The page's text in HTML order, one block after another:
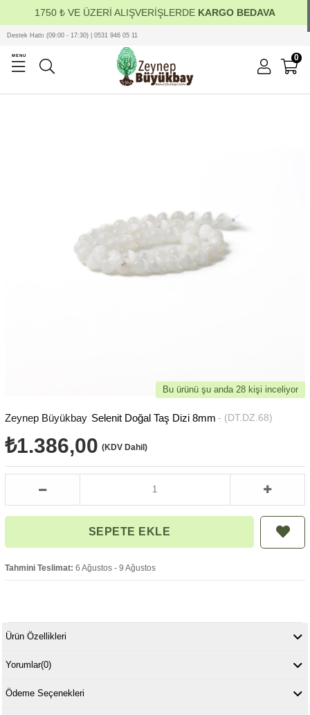
1750 ₺ VE ÜZERİ ALIŞVERİŞLERDE KARGO BEDAVA
MENU
Destek Hattı (09:00 - 17:30) | 0531 946 05 11
0
Bu ürünü şu anda 28 kişi inceliyor
Zeynep Büyükbay Selenit Doğal Taş Dizi 8mm (DT.DZ.68)
₺1.386,00 (KDV Dahil)
Tahmini Teslimat: 6 Ağustos - 9 Ağustos
Ürün Özellikleri
Yorumlar(0)
Ödeme Seçenekleri